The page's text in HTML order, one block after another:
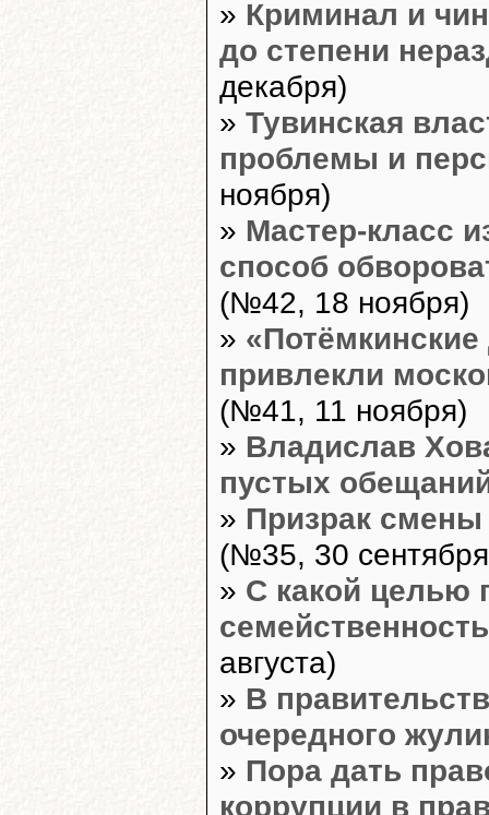
» Криминал и
до степени
декабря)
» Тувинская
проблемы и
ноября)
» Мастер-класс
способ
(№42, 18 ноября)
»
привлекли
(№41, 11 ноября)
» Владислав
пустых
» Призрак смены
(№35, 30
» С какой целью
августа)
» В
очередного
» Пора дать
коррупции в